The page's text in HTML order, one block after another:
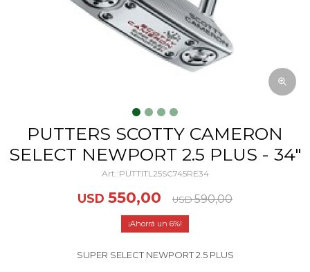
PUTTERS SCOTTY CAMERON
SELECT NEWPORT 2.5 PLUS - 34"
PUTTITL25SC745RE34
USD 550,00 USD 590,00
6
SUPER SELECT NEWPORT 2.5 PLUS